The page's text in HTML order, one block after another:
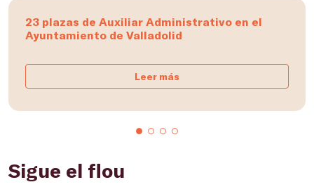
23 plazas de Auxiliar Administrativo en el
Ayuntamiento de Valladolid
Leer más
Sigue el flou